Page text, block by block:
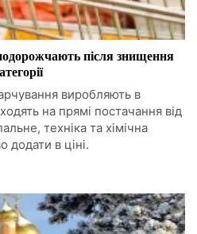
після знищення
виробляють в
на прямі постачання від
техніка та хімічна
додати в ціні.